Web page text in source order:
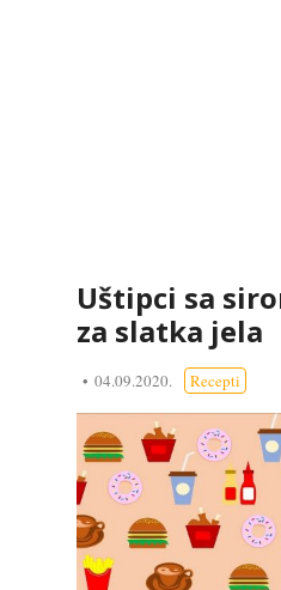
Uštipci sa
za slatka jela
04.09.2020. Recepti